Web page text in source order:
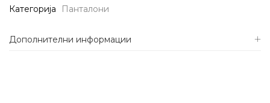
Категорија
Панталони
Дополнителни информации